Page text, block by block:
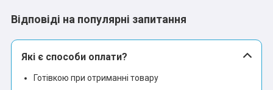
Відповіді на популярні запитання
Які є способи оплати?
Готівкою при отриманні товару